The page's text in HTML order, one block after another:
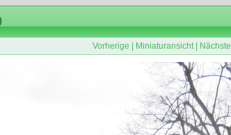
Vorherige Miniaturansicht| Nächste